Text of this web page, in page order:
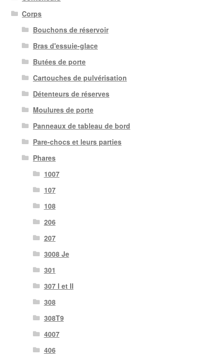
Corps
Bouchons de réservoir
Bras d'essuie-glace
Butées de porte
Cartouches de pulvérisation
Détenteurs de réserves
Moulures de porte
Panneaux de tableau de bord
Pare-chocs et leurs parties
Phares
1007
107
108
206
207
3008 Je
301
307 I et II
308
308T9
4007
406